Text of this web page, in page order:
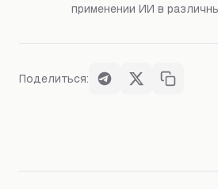
применении ИИ в
Поделиться: